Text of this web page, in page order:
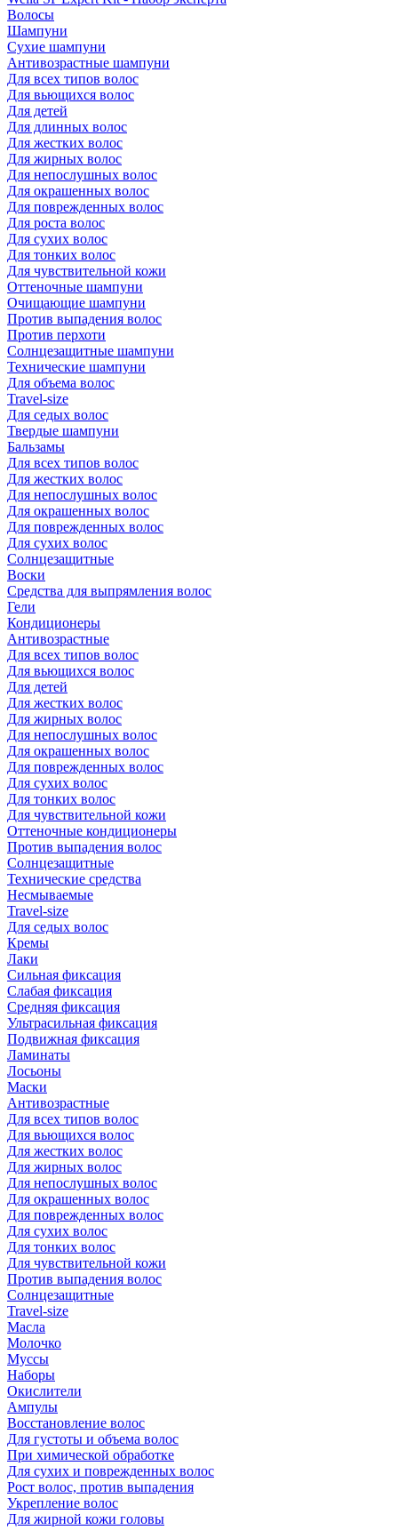
Волосы
Шампуни
Сухие шампуни
Антивозрастные шампуни
Для всех типов волос
Для вьющихся волос
Для детей
Для длинных волос
Для жестких волос
Для жирных волос
Для непослушных волос
Для окрашенных волос
Для поврежденных волос
Для роста волос
Для сухих волос
Для тонких волос
Для чувствительной кожи
Оттеночные шампуни
Очищающие шампуни
Против выпадения волос
Против перхоти
Солнцезащитные шампуни
Технические шампуни
Для объема волос
Travel-size
Для седых волос
Твердые шампуни
Бальзамы
Для всех типов волос
Для жестких волос
Для непослушных волос
Для окрашенных волос
Для поврежденных волос
Для сухих волос
Солнцезащитные
Воски
Средства для выпрямления волос
Гели
Кондиционеры
Антивозрастные
Для всех типов волос
Для вьющихся волос
Для детей
Для жестких волос
Для жирных волос
Для непослушных волос
Для окрашенных волос
Для поврежденных волос
Для сухих волос
Для тонких волос
Для чувствительной кожи
Оттеночные кондиционеры
Против выпадения волос
Солнцезащитные
Технические средства
Несмываемые
Travel-size
Для седых волос
Кремы
Лаки
Сильная фиксация
Слабая фиксация
Средняя фиксация
Ультрасильная фиксация
Подвижная фиксация
Ламинаты
Лосьоны
Маски
Антивозрастные
Для всех типов волос
Для вьющихся волос
Для жестких волос
Для жирных волос
Для непослушных волос
Для окрашенных волос
Для поврежденных волос
Для сухих волос
Для тонких волос
Для чувствительной кожи
Против выпадения волос
Солнцезащитные
Travel-size
Масла
Молочко
Муссы
Наборы
Окислители
Ампулы
Восстановление волос
Для густоты и объема волос
При химической обработке
Для сухих и поврежденных волос
Рост волос, против выпадения
Укрепление волос
Для жирной кожи головы